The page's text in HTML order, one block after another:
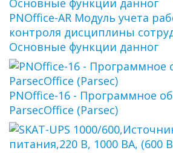
PNOffice-AR Модуль учета
контроля дисциплины
Основные функции данног
PNOffice-16 - Программное
ParsecOffice (Parsec)